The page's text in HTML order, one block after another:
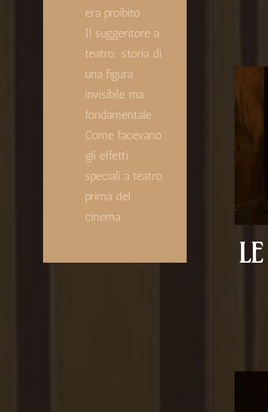
era proibito
Il suggeritore a
teatro: storia di
una figura
invisibile ma
fondamentale
Come facevano
gli effetti
speciali a teatro
prima del
cinema